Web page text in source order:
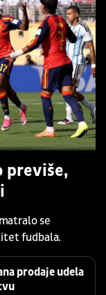
previše,
se
fudbala.
prodaje udela